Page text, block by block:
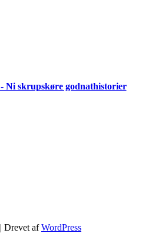
| Drevet afWordPress